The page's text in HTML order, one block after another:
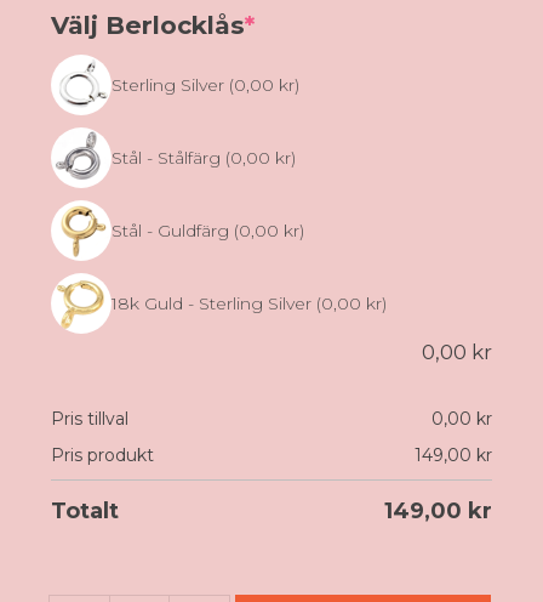
Välj Berlocklås*(required)
Sterling Silver (0,00 kr)
Stål - Stålfärg (0,00 kr)
Stål - Guldfärg (0,00 kr)
18k Guld - Sterling Silver (0,00 kr)
0,00 kr
Pris tillval 0,00 kr
Pris produkt
149,00 kr
Totalt 149,00 kr